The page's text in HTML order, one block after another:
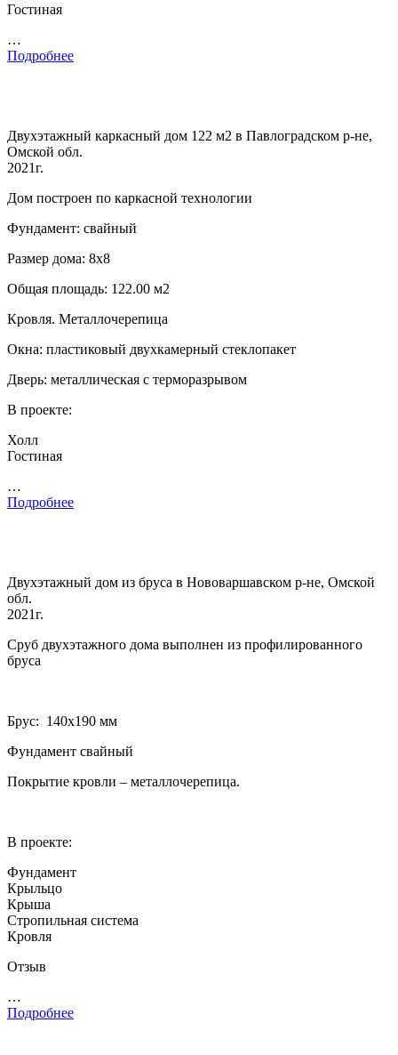
Гостиная
…
Подробнее
Двухэтажный каркасный дом 122 м2 в Павлоградском р-не,
Омской обл.
2021г.
Дом построен по каркасной технологии
Фундамент: свайный
Размер дома: 8х8
Общая площадь: 122.00 м2
Кровля. Металлочерепица
Окна: пластиковый двухкамерный стеклопакет
Дверь: металлическая с терморазрывом
В проекте:
Холл
Гостиная
…
Подробнее
Двухэтажный дом из бруса в Нововаршавском р-не, Омской
обл.
2021г.
Сруб двухэтажного дома выполнен из профилированного
бруса
Брус: 140­х190 мм
Фундамент свайный
Покрытие кровли – металлочерепица.
В проекте:
Фундамент
Крыльцо
Крыша
Стропильная система
Кровля
Отзыв
…
Подробнее